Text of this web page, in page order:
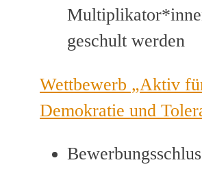
geschult werden
Wettbewerb „Aktiv
Demokratie und